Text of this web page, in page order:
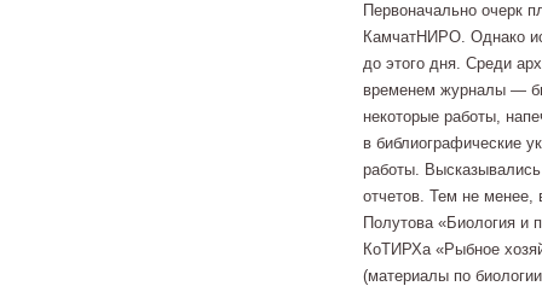
Первоначально очерк
КамчатНИРО. Однако
до этого дня. Среди
временем журналы —
некоторые работы,
в библиографические
работы.
отчетов. Тем не
Полутова «Биология и
КоТИРХа «Рыбное
(материалы по